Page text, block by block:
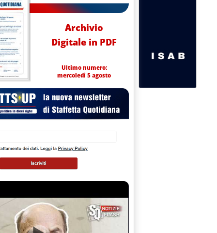
Archivio
Digitale in PDF
Ultimo numero:
mercoledì 5 agosto